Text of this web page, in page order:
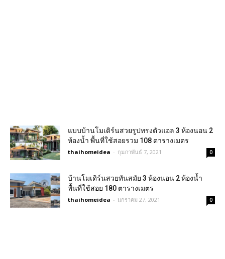
แบบบ้านโมเดิร์นสวยรูปทรงตัวแอล 3 ห้องนอน 2
ห้องน้ำ พื้นที่ใช้สอยรวม 108 ตารางเมตร
thaihomeidea - กุมภาพันธ์ 7, 2021 0
บ้านโมเดิร์นสวยทันสมัย 3 ห้องนอน 2 ห้องน้ำ
พื้นที่ใช้สอย 180 ตารางเมตร
thaihomeidea - มกราคม 27, 2021 0